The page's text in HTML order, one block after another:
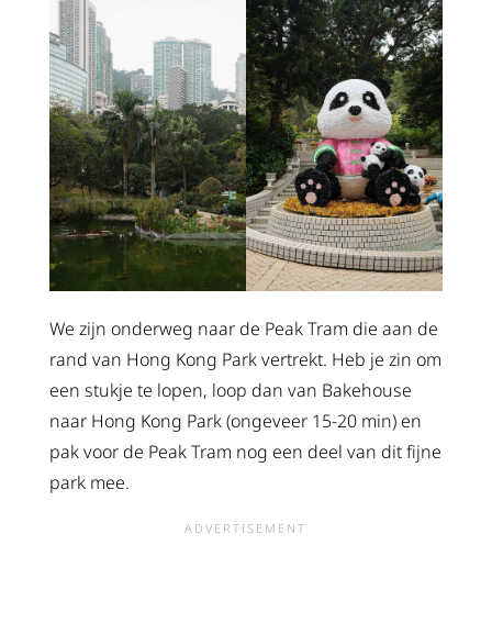
We zijn onderweg naar de Peak Tram die aan de
rand van Hong Kong Park vertrekt. Heb je zin om
een stukje te lopen, loop dan van Bakehouse
naar Hong Kong Park (ongeveer 15-20 min) en
pak voor de Peak Tram nog een deel van dit fijne
park mee.